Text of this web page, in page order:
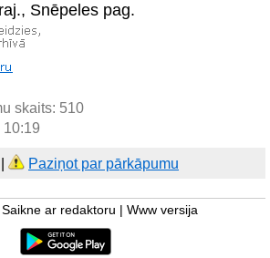
Snēpeles pag.
skaits: 510
10:19
Paziņot par pārkāpumu
Saikne ar redaktoru Www versija